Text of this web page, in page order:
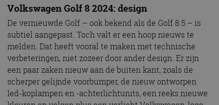
Volkswagen Golf 8 2024: design
De vernieuwde Golf – ook bekend als de Golf 8.5 – is
subtiel aangepast. Toch valt er een hoop nieuws te
melden. Dat heeft vooral te maken met technische
verbeteringen, niet zozeer door ander design. Er zijn
een paar zaken nieuw aan de buiten kant, zoals de
scherper gelijnde voorbumper, de nieuw ontworpen
led-koplampen en -achterlichtunits, een reeks nieuwe